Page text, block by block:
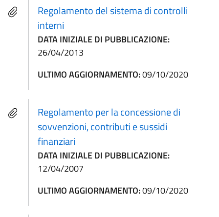
Regolamento del sistema di controlli
interni
DATA INIZIALE DI PUBBLICAZIONE:
26/04/2013
ULTIMO AGGIORNAMENTO:09/10/2020
Regolamento per la concessione di
sovvenzioni, contributi e sussidi
finanziari
DATA INIZIALE DI PUBBLICAZIONE:
12/04/2007
ULTIMO AGGIORNAMENTO:09/10/2020